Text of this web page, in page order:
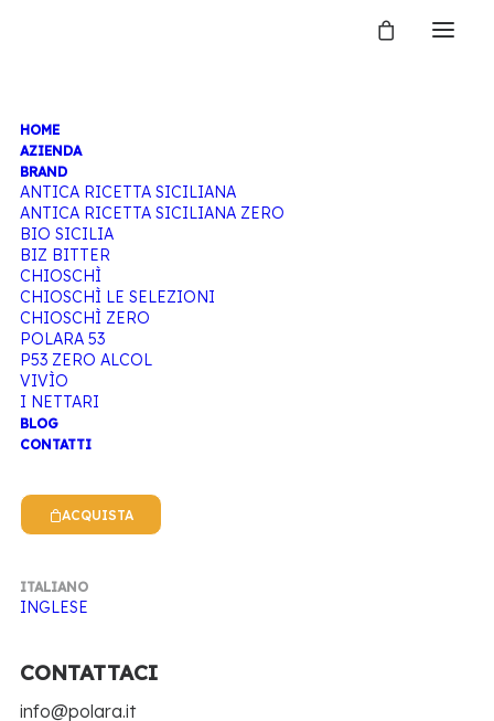
HOME
AZIENDA
BRAND
ANTICA RICETTA SICILIANA
ANTICA RICETTA SICILIANA ZERO
BIO SICILIA
BIZ BITTER
CHIOSCHÌ
CHIOSCHÌ LE SELEZIONI
CHIOSCHÌ ZERO
POLARA 53
P53 ZERO ALCOL
VIVÌO
I NETTARI
BLOG
CONTATTI
ACQUISTA
ITALIANO
INGLESE
CONTATTACI
info@polara.it
SHOP BIBITE
Nothing came up. Try adjusting your filters.